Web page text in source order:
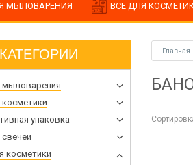
МЫЛОВАРЕНИЯ
масло
масла
ВСЕ ДЛЯ
свечи
свечей
для декупажа
для декупажа
декупажа
для рисования
КАТЕГОРИИ
мыловарения
упаковка
косметики
Главная